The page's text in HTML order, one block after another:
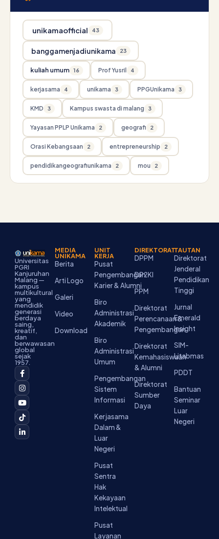
unikamaofficial 43
banggamenjadiunikama 23
kuliah umum 16 Prof Yusril 4
kerjasama 4 unikama 3 PPGUnikama 3
KMD 3 Kampus swasta di malang 3
Yayasan PPLP Unikama 2 geografi 2
Orasi Kebangsaan 2 entrepreneurship 2
pendidikangeografiunikama 2 mou 2
Universitas
PGRI
Kanjuruhan
Malang —
kampus
multikultural
yang
mendidik
generasi
berdaya
saing,
kreatif,
dan
berwawasan
global
sejak
1957.
F
a
c
e
b
o
o
k
-
f
I
n
s
t
a
g
r
a
m
Y
o
u
t
u
b
e
T
i
k
t
o
k
L
i
n
k
e
d
i
n
-
i
n
MEDIA
UNIKAMA
Berita
Arti Logo
Galeri
Video
Download
UNIT
KERJA
Pusat
Pengembangan
Karier & Alumni
Biro
Administrasi
Akademik
Biro
Administrasi
Umum
Pengembangan
Sistem
Informasi
Kerjasama
Dalam &
Luar
Negeri
Pusat
Sentra
Hak
Kekayaan
Intelektual
Pusat
Layanan
DIREKTORAT
DPPM
DP2KI
PPM
Direktorat
Perencanaan &
Pengembangan
Direktorat
Kemahasiswaan
& Alumni
Direktorat
Sumber
Daya
TAUTAN
Direktorat
Jenderal
Pendidikan
Tinggi
Jurnal
Emerald
Insight
SIM-
Litabmas
PDDT
Bantuan
Seminar
Luar
Negeri